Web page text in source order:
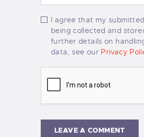
I agree that my
being collected and
further details on
data, see our Privacy